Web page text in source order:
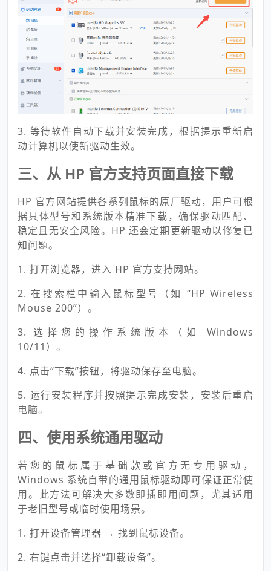
3. 等待软件自动下载并安装完成，根据提示重新启
动计算机以使新驱动生效。
三、从 HP 官方支持页面直接下载
HP 官方网站提供各系列鼠标的原厂驱动，用户可根
据具体型号和系统版本精准下载，确保驱动匹配、
稳定且无安全风险。HP 还会定期更新驱动以修复已
知问题。
1. 打开浏览器，进入 HP 官方支持网站。
2. 在搜索栏中输入鼠标型号（如 “HP Wireless
Mouse 200”）。
3. 选择您的操作系统版本（如 Windows
10/11）。
4. 点击“下载”按钮，将驱动保存至电脑。
5. 运行安装程序并按照提示完成安装，安装后重启
电脑。
四、使用系统通用驱动
若您的鼠标属于基础款或官方无专用驱动，
Windows 系统自带的通用鼠标驱动即可保证正常使
用。此方法可解决大多数即插即用问题，尤其适用
于老旧型号或临时使用场景。
1. 打开设备管理器 → 找到鼠标设备。
2. 右键点击并选择“卸载设备”。